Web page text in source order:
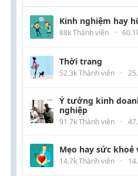
Kinh nghiệm hay
88k Thành viên ·
Thời trang
52.3k Thành viên ·
Ý tưởng kinh
nghiệp
91.7k Thành viên ·
Mẹo hay sức khoẻ
14.7k Thành viên ·